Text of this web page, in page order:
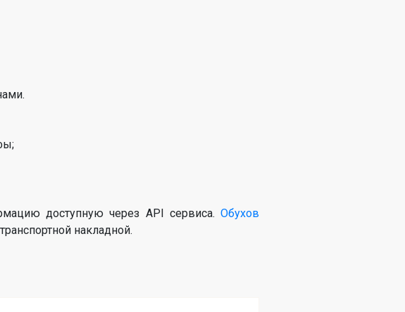
доступную через API сервиса. Обухов
накладной.